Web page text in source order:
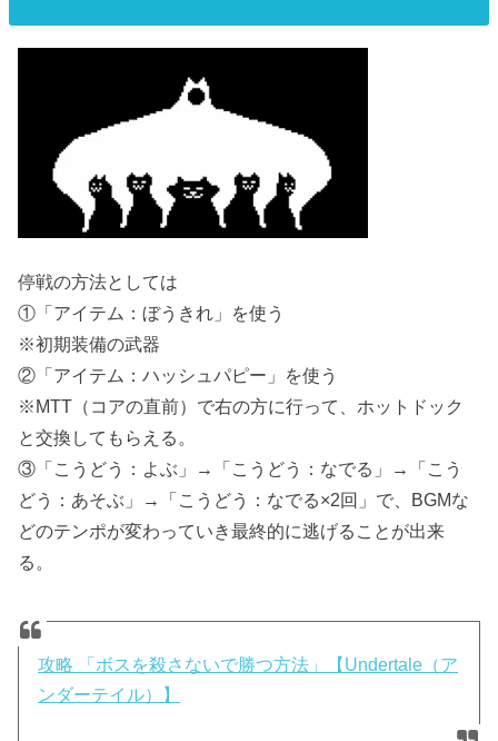
停戦の方法としては
①「アイテム：ぼうきれ」を使う
※初期装備の武器
②「アイテム：ハッシュパピー」を使う
※MTT（コアの直前）で右の方に行って、ホットドック
と交換してもらえる。
③「こうどう：よぶ」→「こうどう：なでる」→「こう
どう：あそぶ」→「こうどう：なでる×2回」で、BGMな
どのテンポが変わっていき最終的に逃げることが出来
る。
攻略 「ボスを殺さないで勝つ方法」【Undertale（ア
ンダーテイル）】